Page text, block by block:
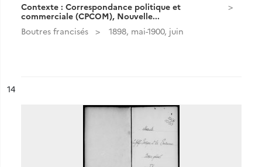
Contexte : Correspondance politique et
commerciale (CPCOM), Nouvelle...
Boutres francisés
1898, mai-1900, juin
n°
14